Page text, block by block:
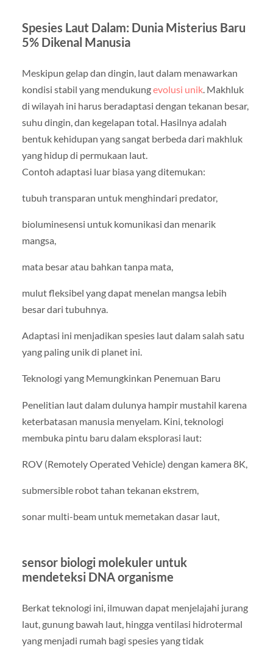
Spesies Laut Dalam: Dunia Misterius Baru
5% Dikenal Manusia
Meskipun gelap dan dingin, laut dalam menawarkan
kondisi stabil yang mendukungevolusi unik. Makhluk
di wilayah ini harus beradaptasi dengan tekanan besar,
suhu dingin, dan kegelapan total. Hasilnya adalah
bentuk kehidupan yang sangat berbeda dari makhluk
yang hidup di permukaan laut.
Contoh adaptasi luar biasa yang ditemukan:
tubuh transparan untuk menghindari predator,
bioluminesensi untuk komunikasi dan menarik
mangsa,
mata besar atau bahkan tanpa mata,
mulut fleksibel yang dapat menelan mangsa lebih
besar dari tubuhnya.
Adaptasi ini menjadikan spesies laut dalam salah satu
yang paling unik di planet ini.
Teknologi yang Memungkinkan Penemuan Baru
Penelitian laut dalam dulunya hampir mustahil karena
keterbatasan manusia menyelam. Kini, teknologi
membuka pintu baru dalam eksplorasi laut:
ROV (Remotely Operated Vehicle) dengan kamera 8K,
submersible robot tahan tekanan ekstrem,
sonar multi-beam untuk memetakan dasar laut,
sensor biologi molekuler untuk
mendeteksi DNA organisme
Berkat teknologi ini, ilmuwan dapat menjelajahi jurang
laut, gunung bawah laut, hingga ventilasi hidrotermal
yang menjadi rumah bagi spesies yang tidak